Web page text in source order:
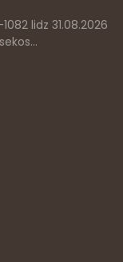
lidz 31.08.2026